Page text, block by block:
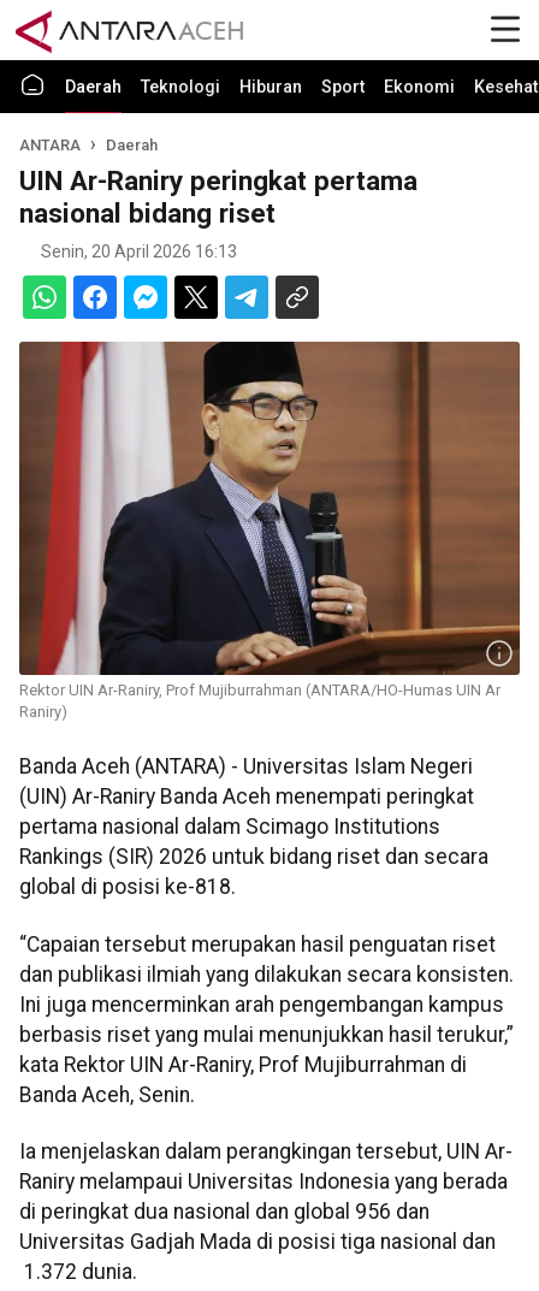
Daerah Teknologi Hiburan Sport Ekonomi
ANTARA Daerah
UIN Ar-Raniry peringkat pertama
nasional bidang riset
Senin, 20 April 2026 16:13
Rektor UIN Ar-Raniry, Prof Mujiburrahman (ANTARA/HO-Humas UIN Ar
Raniry)
Banda Aceh (ANTARA) - Universitas Islam Negeri
(UIN) Ar-Raniry Banda Aceh menempati peringkat
pertama nasional dalam Scimago Institutions
Rankings (SIR) 2026 untuk bidang riset dan secara
global di posisi ke-818.
“Capaian tersebut merupakan hasil penguatan riset
dan publikasi ilmiah yang dilakukan secara konsisten.
Ini juga mencerminkan arah pengembangan kampus
berbasis riset yang mulai menunjukkan hasil terukur,”
kata Rektor UIN Ar-Raniry, Prof Mujiburrahman di
Banda Aceh, Senin.
Ia menjelaskan dalam perangkingan tersebut, UIN Ar-
Raniry melampaui Universitas Indonesia yang berada
di peringkat dua nasional dan global 956 dan
Universitas Gadjah Mada di posisi tiga nasional dan
1.372 dunia.